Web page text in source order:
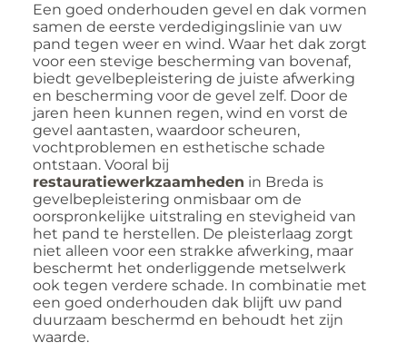
Een goed onderhouden gevel en dak vormen
samen de eerste verdedigingslinie van uw
pand tegen weer en wind. Waar het dak zorgt
voor een stevige bescherming van bovenaf,
biedt gevelbepleistering de juiste afwerking
en bescherming voor de gevel zelf. Door de
jaren heen kunnen regen, wind en vorst de
gevel aantasten, waardoor scheuren,
vochtproblemen en esthetische schade
ontstaan. Vooral bij
restauratiewerkzaamheden in Breda is
gevelbepleistering onmisbaar om de
oorspronkelijke uitstraling en stevigheid van
het pand te herstellen. De pleisterlaag zorgt
niet alleen voor een strakke afwerking, maar
beschermt het onderliggende metselwerk
ook tegen verdere schade. In combinatie met
een goed onderhouden dak blijft uw pand
duurzaam beschermd en behoudt het zijn
waarde.